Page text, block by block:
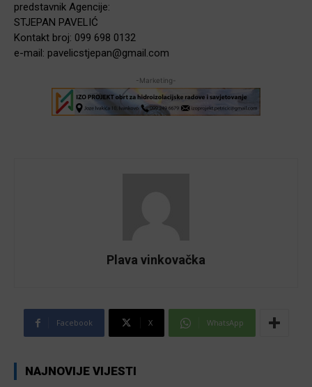
predstavnik Agencije:
STJEPAN PAVELIĆ
Kontakt broj: 099 698 0132
e-mail: pavelicstjepan@gmail.com
-Marketing-
Plava vinkovačka
Facebook X WhatsApp
NAJNOVIJE VIJESTI